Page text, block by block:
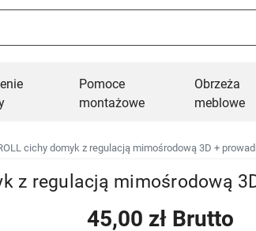
Pomoce
montażowe
Obrzeża
meblowe
cichy domyk z regulacją mimośrodową 3D +
z regulacją mimośrodową
45,00 zł Brutto